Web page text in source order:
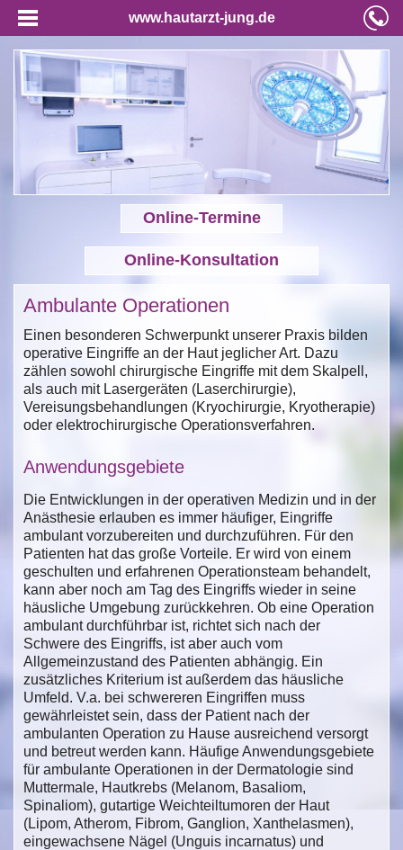
www.hautarzt-jung.de
Online-Termine
Online-Konsultation
Ambulante Operationen
Einen besonderen Schwerpunkt unserer Praxis bilden
operative Eingriffe an der Haut jeglicher Art. Dazu
zählen sowohl chirurgische Eingriffe mit dem Skalpell,
als auch mit Lasergeräten (Laserchirurgie),
Vereisungsbehandlungen (Kryochirurgie, Kryotherapie)
oder elektrochirurgische Operationsverfahren.
Anwendungsgebiete
Die Entwicklungen in der operativen Medizin und in der
Anästhesie erlauben es immer häufiger, Eingriffe
ambulant vorzubereiten und durchzuführen. Für den
Patienten hat das große Vorteile. Er wird von einem
geschulten und erfahrenen Operationsteam behandelt,
kann aber noch am Tag des Eingriffs wieder in seine
häusliche Umgebung zurückkehren. Ob eine Operation
ambulant durchführbar ist, richtet sich nach der
Schwere des Eingriffs, ist aber auch vom
Allgemeinzustand des Patienten abhängig. Ein
zusätzliches Kriterium ist außerdem das häusliche
Umfeld. V.a. bei schwereren Eingriffen muss
gewährleistet sein, dass der Patient nach der
ambulanten Operation zu Hause ausreichend versorgt
und betreut werden kann. Häufige Anwendungsgebiete
für ambulante Operationen in der Dermatologie sind
Muttermale, Hautkrebs (Melanom, Basaliom,
Spinaliom), gutartige Weichteiltumoren der Haut
(Lipom, Atherom, Fibrom, Ganglion, Xanthelasmen),
eingewachsene Nägel (Unguis incarnatus) und